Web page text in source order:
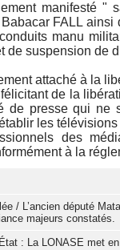
manifesté "
FALL
manu
de suspension de
attaché à la
de la
de presse qui ne
les
des
à la
/ L’ancien député
majeurs constatés.
: La LONASE met